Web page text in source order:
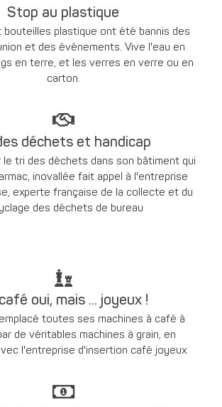
Stop au plastique
bouteilles plastique ont été bannis des
et des événements. Vive l'eau en
en terre, et les verres en verre ou en
carton.
déchets et handicap
le tri des déchets dans son bâtiment qui
inovallée fait appel à l'entreprise
experte française de la collecte et du
des déchets de bureau
oui, mais ... joyeux !
toutes ses machines à café à
de véritables machines à grain, en
l'entreprise d'insertion café joyeux